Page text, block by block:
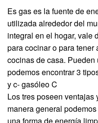
Es gas es la fuente de
utilizada alrededor del
integral en el hogar, vale
para cocinar o para
cocinas de casa. Pueden
podemos encontrar 3
y c- gasóleo C
Los tres poseen
manera general
una forma de energía